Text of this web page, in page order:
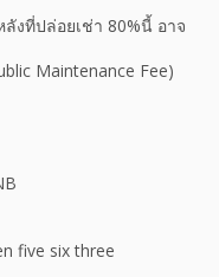
งที่ปล่อยเช่า 80%นี้ อาจ
Maintenance Fee)
five six three